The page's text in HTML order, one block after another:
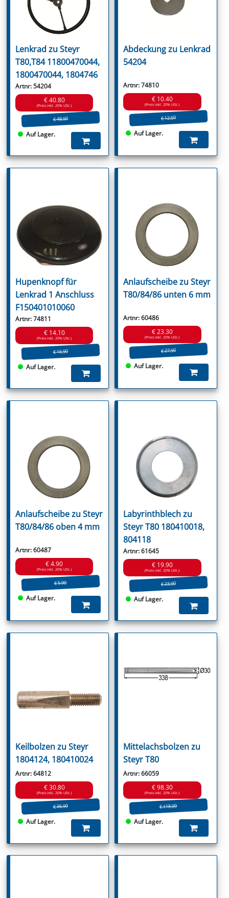
Lenkrad zu Steyr
T80,T84 11800470044,
1800470044, 1804746
Artnr: 54204
€ 40.80
(Preis inkl. 20% USt.)
€ 48.90
Auf Lager.
Abdeckung zu Lenkrad
54204
Artnr: 74810
€ 10.40
(Preis inkl. 20% USt.)
€ 12.50
Auf Lager.
Hupenknopf für
Lenkrad 1 Anschluss
F150401010060
Artnr: 74811
€ 14.10
(Preis inkl. 20% USt.)
€ 16.90
Auf Lager.
Anlaufscheibe zu Steyr
T80/84/86 unten 6 mm
Artnr: 60486
€ 23.30
(Preis inkl. 20% USt.)
€ 27.90
Auf Lager.
Anlaufscheibe zu Steyr
T80/84/86 oben 4 mm
Artnr: 60487
€ 4.90
(Preis inkl. 20% USt.)
€ 5.90
Auf Lager.
Labyrinthblech zu
Steyr T80 180410018,
804118
Artnr: 61645
€ 19.90
(Preis inkl. 20% USt.)
€ 23.90
Auf Lager.
Keilbolzen zu Steyr
1804124, 180410024
Artnr: 64812
€ 30.80
(Preis inkl. 20% USt.)
€ 36.90
Auf Lager.
Mittelachsbolzen zu
Steyr T80
Artnr: 66059
€ 98.30
(Preis inkl. 20% USt.)
€ 118.00
Auf Lager.